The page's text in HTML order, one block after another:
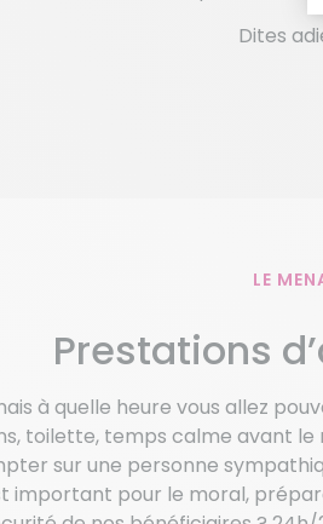
Dites
LE
Prestations
à quelle heure vous allez
toilette, temps calme avant
sur une personne
important pour le moral,